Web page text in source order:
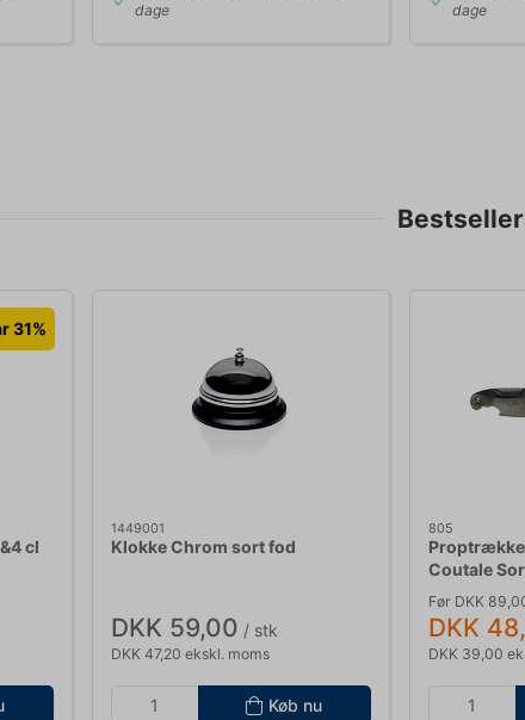
dage
dage
31%
cl
1449001
Klokke Chrom sort fod
DKK 59,00 / stk
DKK 47,20 ekskl. moms
Køb nu
805
Coutale
Før DKK
DKK
DKK 39,00